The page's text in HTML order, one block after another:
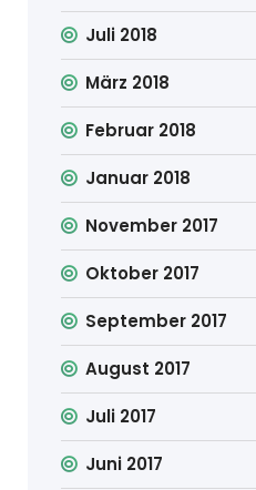
Juli 2018
März 2018
Februar 2018
Januar 2018
November 2017
Oktober 2017
September 2017
August 2017
Juli 2017
Juni 2017